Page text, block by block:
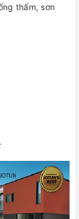
thấm, sơn